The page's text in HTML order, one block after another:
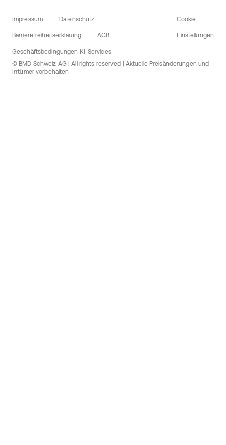
Impressum Datenschutz
Barrierefreiheitserklärung AGB
Geschäftsbedingungen KI-Services
Cookie
Einstellungen
© BMD Schweiz AG | All rights reserved | Aktuelle Preisänderungen und
Irrtümer vorbehalten